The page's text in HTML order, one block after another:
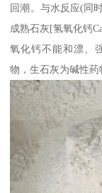
回潮。与水反应(同
成熟石灰[氢氧化钙
氧化钙不能和漂、
物，生石灰为碱性药